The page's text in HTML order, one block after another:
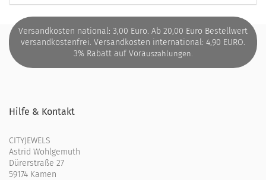
Versandkosten national: 3,00 Euro. Ab 20,00 Euro Bestellwert
versandkostenfrei. Versandkosten international: 4,90 EURO.
3% Rabatt auf Vorauszahlungen.
Hilfe & Kontakt
CITYJEWELS
Astrid Wohlgemuth
Dürerstraße 27
59174 Kamen